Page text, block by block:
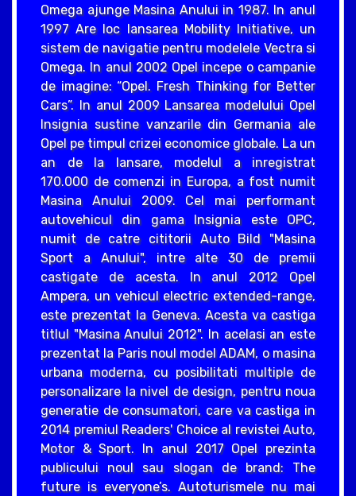
Omega ajunge Masina Anului in 1987. In anul
1997 Are loc lansarea Mobility Initiative, un
sistem de navigatie pentru modelele Vectra si
Omega. In anul 2002 Opel incepe o campanie
de imagine: “Opel. Fresh Thinking for Better
Cars”. In anul 2009 Lansarea modelului Opel
Insignia sustine vanzarile din Germania ale
Opel pe timpul crizei economice globale. La un
an de la lansare, modelul a inregistrat
170.000 de comenzi in Europa, a fost numit
Masina Anului 2009. Cel mai performant
autovehicul din gama Insignia este OPC,
numit de catre cititorii Auto Bild "Masina
Sport a Anului", intre alte 30 de premii
castigate de acesta. In anul 2012 Opel
Ampera, un vehicul electric extended-range,
este prezentat la Geneva. Acesta va castiga
titlul "Masina Anului 2012". In acelasi an este
prezentat la Paris noul model ADAM, o masina
urbana moderna, cu posibilitati multiple de
personalizare la nivel de design, pentru noua
generatie de consumatori, care va castiga in
2014 premiul Readers' Choice al revistei Auto,
Motor & Sport. In anul 2017 Opel prezinta
publicului noul sau slogan de brand: The
future is everyone’s. Autoturismele nu mai